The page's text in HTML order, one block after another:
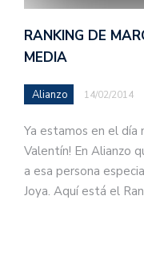
RANKING DE
MEDIA
Alianzo 14/02/2014
Ya estamos en el día
Valentín! En Alianzo
a esa persona
Joya. Aquí está el